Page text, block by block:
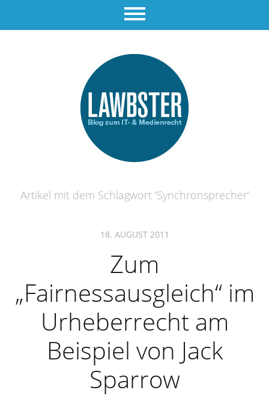
Artikel mit dem Schlagwort ‘Synchronsprecher’
18. AUGUST 2011
Zum
„Fairnessausgleich“ im
Urheberrecht am
Beispiel von Jack
Sparrow